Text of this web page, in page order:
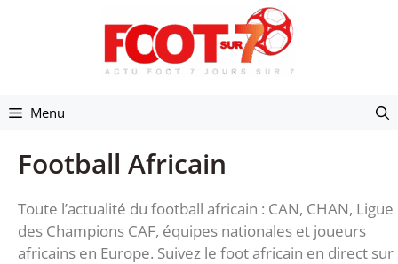
Menu
Football Africain
Toute l’actualité du football africain : CAN, CHAN, Ligue
des Champions CAF, équipes nationales et joueurs
africains en Europe. Suivez le foot africain en direct sur